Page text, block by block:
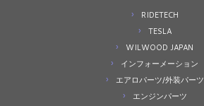
RIDETECH
TESLA
WILWOOD JAPAN
インフォーメーション
エアロパーツ/外装パーツ
エンジンパーツ